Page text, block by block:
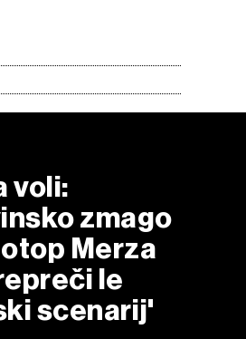
voli:
zmago
Merza
le
scenarij'